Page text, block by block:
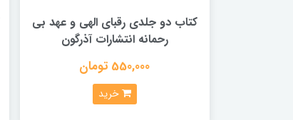
کتاب دو جلدی رقبای الهی و عهد بی
رحمانه انتشارات آذرگون
550,000 تومان
خرید